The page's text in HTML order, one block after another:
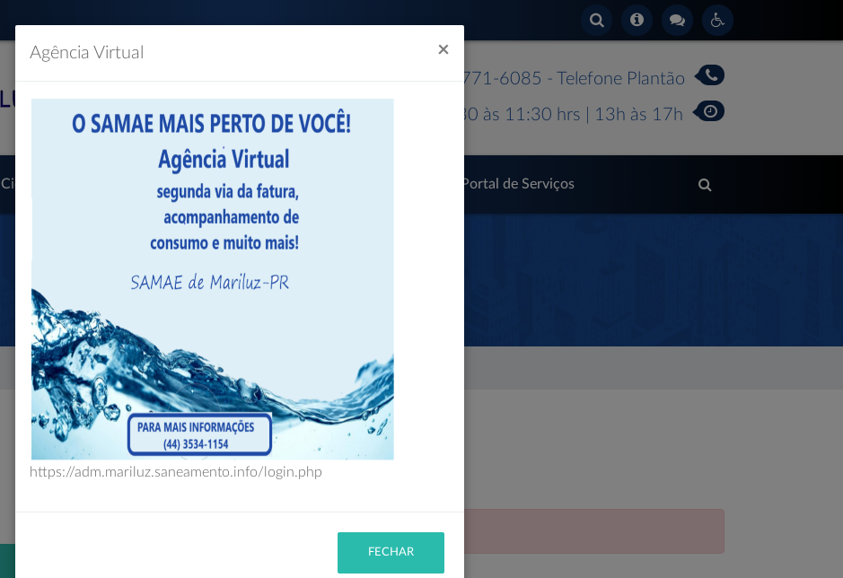
(44) 3534-1154 / (44) 99771-6085 - Telefone Plantão
Segunda à Sexta das 07:30 às 11:30 hrs | 13h às 17h
Cidadão Imprensa Portal de Serviços
PESQUISA AVANÇADA
Agência Virtual ×
https://adm.mariluz.saneamento.info/login.php
FECHAR